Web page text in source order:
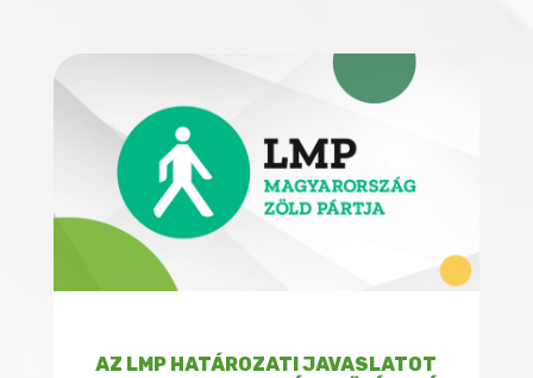
AZ LMP HATÁROZATI JAVASLATOT